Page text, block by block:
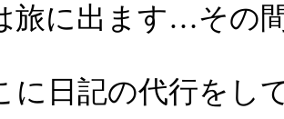
旅に出ます…その
に日記の代行をし